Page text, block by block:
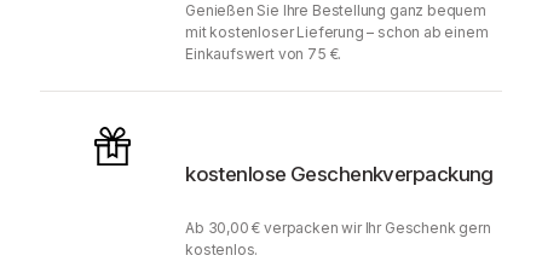
Genießen Sie Ihre Bestellung ganz bequem
mit kostenloser Lieferung – schon ab einem
Einkaufswert von 75 €.
kostenlose Geschenkverpackung
Ab 30,00 € verpacken wir Ihr Geschenk gern
kostenlos.